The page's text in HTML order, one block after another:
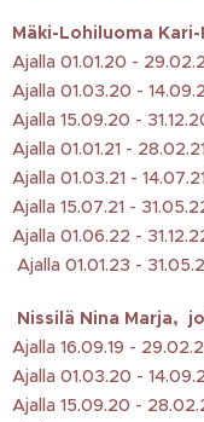
Mäki-Lohiluoma
Ajalla 01.01.20 -
Ajalla 01.03.20 -
Ajalla 15.09.20 -
Ajalla 01.01.21 -
Ajalla 01.03.21 -
Ajalla 15.07.21 -
Ajalla 01.06.22 -
Ajalla 01.01.23 -
Nissilä Nina Marja,
Ajalla 16.09.19 -
Ajalla 01.03.20 -
Ajalla 15.09.20 -